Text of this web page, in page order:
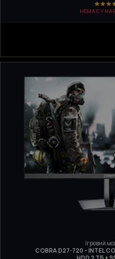
НЕМАЄ У
Ігровий
COBRA D27-720 - INTEL